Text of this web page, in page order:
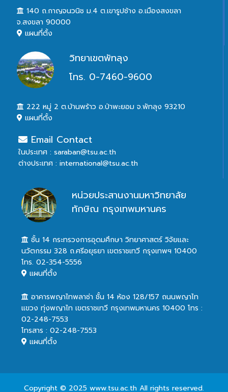
140 ถ.กาญจนวนิช ม.4 ต.เขารูปช้าง อ.เมืองสงขลา
จ.สงขลา 90000
แผนที่ตั้ง
วิทยาเขตพัทลุง
โทร. 0-7460-9600
222 หมู่ 2 ต.บ้านพร้าว อ.ป่าพะยอม จ.พัทลุง 93210
แผนที่ตั้ง
Email Contact
ในประเทศ : saraban@tsu.ac.th
ต่างประเทศ : international@tsu.ac.th
หน่วยประสานงานมหาวิทยาลัย
ทักษิณ กรุงเทพมหานคร
ชั้น 14 กระทรวงการอุดมศึกษา วิทยาศาสตร์ วิจัยและ
นวัตกรรม 328 ถ.ศรีอยุธยา เขตราชเทวี กรุงเทพฯ 10400
โทร. 02-354-5556
แผนที่ตั้ง
อาคารพญาไทพลาซ่า ชั้น 14 ห้อง 128/157 ถนนพญาไท
แขวง ทุ่งพญาไท เขตราชเทวี กรุงเทพมหานคร 10400 โทร :
02-248-7553
โทรสาร : 02-248-7553
แผนที่ตั้ง
Copyright © 2025 www.tsu.ac.th All rights reserved.